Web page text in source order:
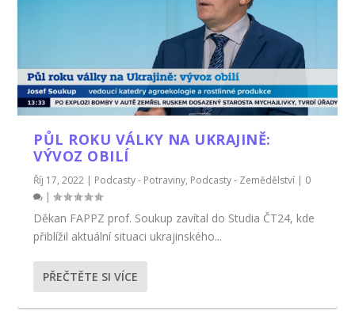
PŮL ROKU VÁLKY NA UKRAJINĚ:
VÝVOZ OBILÍ
Říj 17, 2022 | Podcasty - Potraviny, Podcasty - Zemědělství | 0
|
Děkan FAPPZ prof. Soukup zavítal do Studia ČT24, kde
přiblížil aktuální situaci ukrajinského...
PŘEČTĚTE SI VÍCE